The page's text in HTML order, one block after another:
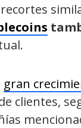
gran
clientes,